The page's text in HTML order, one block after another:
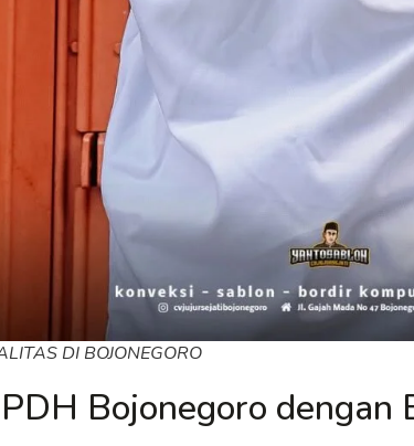
DI BOJONEGORO
Bojonegoro dengan